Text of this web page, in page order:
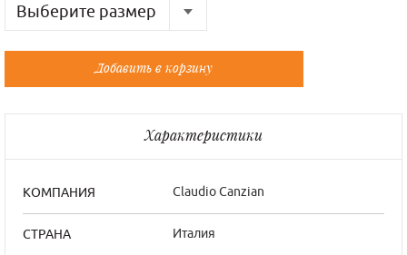
Выберите размер
Русский
Французский
Универсальный
Универсальный
Добавить в корзину
Характеристики
КОМПАНИЯ Claudio Canzian
СТРАНА Италия